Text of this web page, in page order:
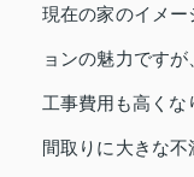
現在の家のイメー
ョンの魅力です
工事費用も高くな
間取りに大きな